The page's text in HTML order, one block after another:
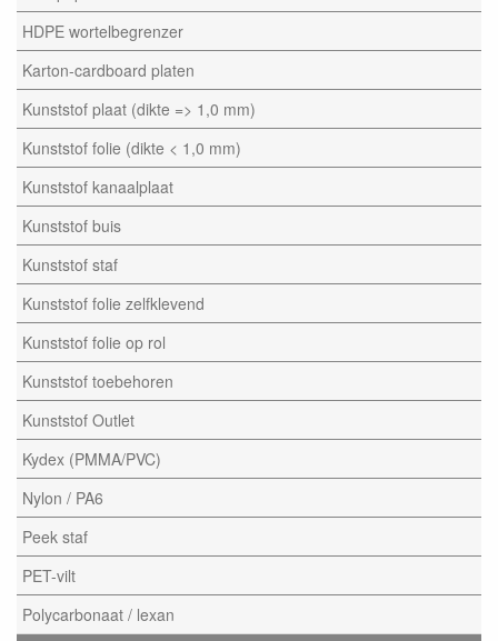
HDPE wortelbegrenzer
Karton-cardboard platen
Kunststof plaat (dikte => 1,0 mm)
Kunststof folie (dikte < 1,0 mm)
Kunststof kanaalplaat
Kunststof buis
Kunststof staf
Kunststof folie zelfklevend
Kunststof folie op rol
Kunststof toebehoren
Kunststof Outlet
Kydex (PMMA/PVC)
Nylon / PA6
Peek staf
PET-vilt
Polycarbonaat / lexan